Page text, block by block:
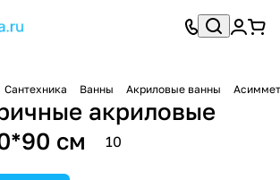
Сантехника Ванны Акриловые ванны
акриловые
см
10